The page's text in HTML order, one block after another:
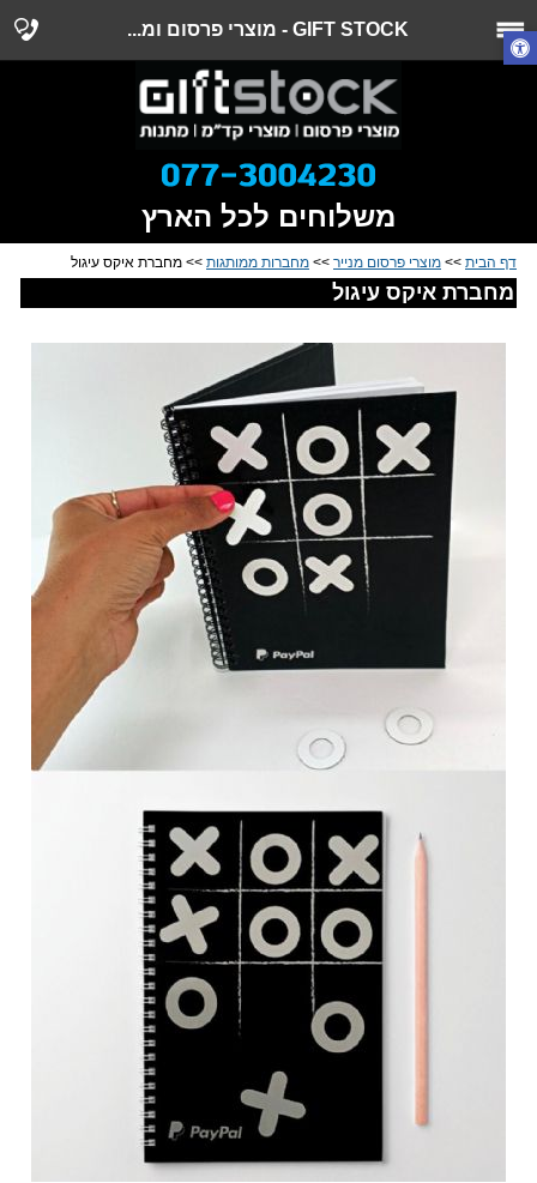
GIFT STOCK - מוצרי פרסום ומ...
משלוחים לכל הארץ
דף הבית >> מוצרי פרסום מנייר >> מחברות ממותגות >> מחברת איקס עיגול
מחברת איקס עיגול